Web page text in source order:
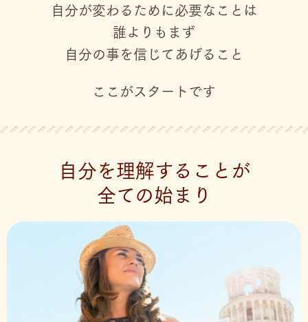
自分が変わるために必要なことは
誰よりもまず
自分の事を信じてあげること
ここがスタートです
自分を理解することが
全ての始まり